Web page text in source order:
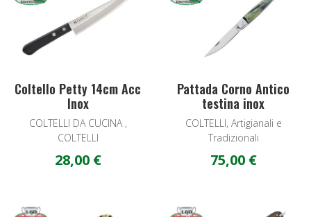
Coltello Petty 14cm Acc
Inox
COLTELLI DA CUCINA ,
COLTELLI
28,00 €
Pattada Corno Antico
testina inox
COLTELLI, Artigianali e
Tradizionali
75,00 €
Add to Wishlist